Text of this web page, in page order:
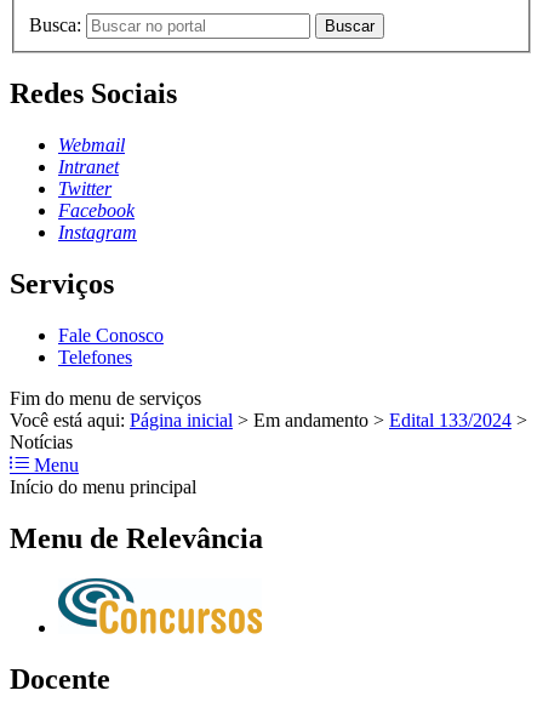
Busca: Buscar
Redes Sociais
Webmail
Intranet
Twitter
Facebook
Instagram
Serviços
Fale Conosco
Telefones
Fim do menu de serviços
Você está aqui: Página inicial > Em andamento > Edital 133/2024 >
Notícias
Menu
Início do menu principal
Menu de Relevância
Docente